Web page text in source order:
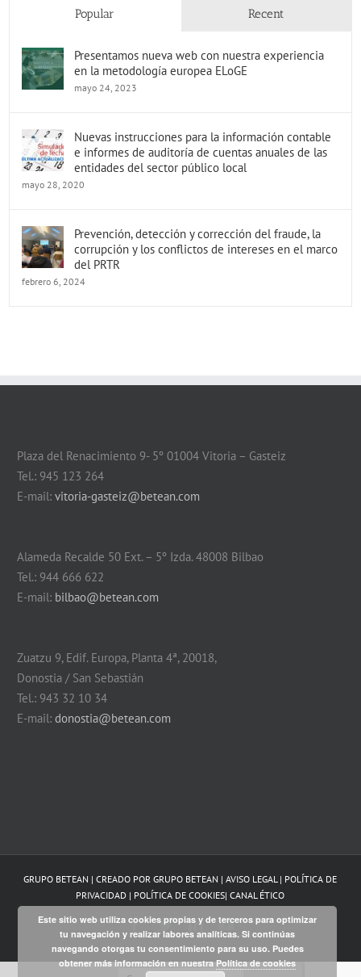
nulidad de la
compra de
Bankia
Popular Recent
Presentamos nueva web con nuestra experiencia
en la metodología europea ELoGE
mayo 24, 2023
Nuevas instrucciones para la información contable
e informes de auditoría de cuentas anuales de las
entidades del sector público local
mayo 28, 2020
Prevención, detección y corrección del fraude, la
corrupción y los conflictos de intereses en el marco
del PRTR
febrero 6, 2024
Plaza del Renacimiento 9- 5º 01004 Vitoria – Gasteiz
Tel.: 945 123 264
E-mail: vitoria-gasteiz@betean.com
Alameda Recalde 50 Ext. – 5º Izda. 48008 Bilbao
Tel.: 944 666 622
E-mail: bilbao@betean.com
Zuatzu 9, Edif. Europa, Planta 4ª, 20018,
Donostia / San Sebastián
Tel.: 943 32 10 34
E-mail: donostia@betean.com
GRUPO BETEAN | CREADO PORGRUPO BETEAN |AVISO LEGAL | POLÍTICA DE
PRIVACIDAD | POLÍTICA DE COOKIES|CANAL ÉTICO
Facebook
TwitterLinkedInYouTube
Este sitio web utiliza cookies propias y de terceros para optimizar
tu navegación y realizar labores analíticas. Si continúas
navegando otorgas tu consentimiento para su uso. Puedes
obtener más información en nuestraPolítica de cookies